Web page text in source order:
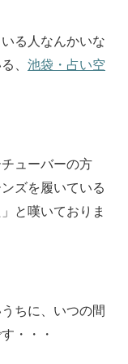
る人なんかいな
、 池袋・占い空
ューバーの方
ズを履いている
と嘆いておりま
ちに、いつの間
・・・